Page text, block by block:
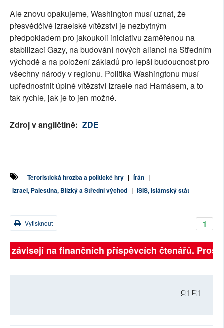
Ale znovu opakujeme, Washington musí uznat, že
přesvědčivé izraelské vítězství je nezbytným
předpokladem pro jakoukoli iniciativu zaměřenou na
stabilizaci Gazy, na budování nových aliancí na Středním
východě a na položení základů pro lepší budoucnost pro
všechny národy v regionu. Politika Washingtonu musí
upřednostnit úplné vítězství Izraele nad Hamásem, a to
tak rychle, jak je to jen možné.
Zdroj v angličtině: ZDE
Teroristická hrozba a politické hry | Írán |
Izrael, Palestina, Blízký a Střední východ | ISIS, Islámský stát
1
Vytisknout
závisejí na finančních příspěvcích čtenářů.
8151